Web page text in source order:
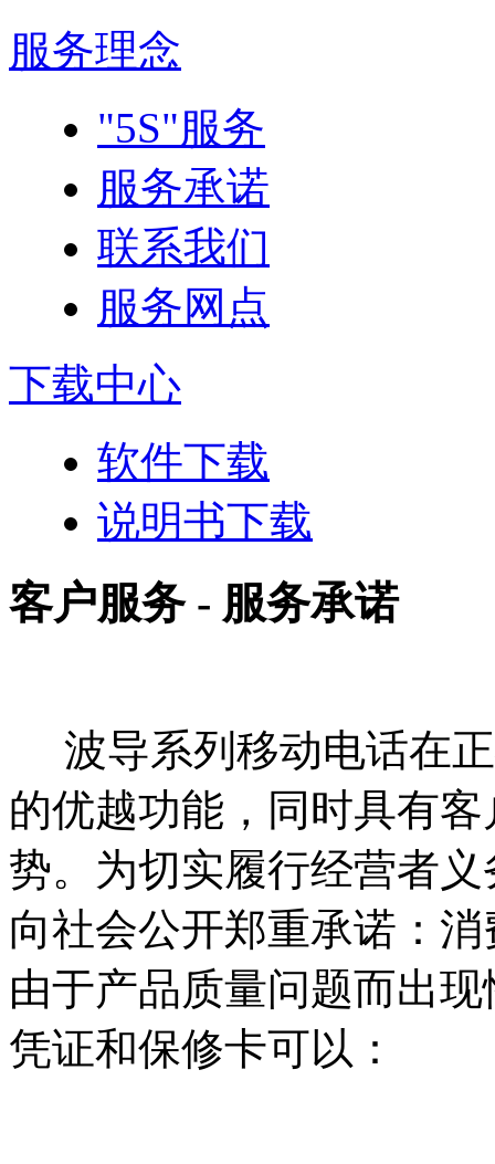
服务理念
"5S"服务
服务承诺
联系我们
服务网点
下载中心
软件下载
说明书下载
客户服务 - 服务承诺
波导系列移动电话在
的优越功能，同时具有
势。为切实履行经营者
向社会公开郑重承诺：
由于产品质量问题而出
凭证和保修卡可以：